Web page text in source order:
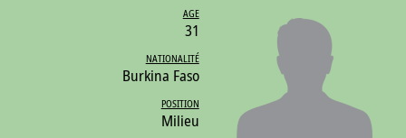
AGE
31
NATIONALITÉ
Burkina Faso
POSITION
Milieu